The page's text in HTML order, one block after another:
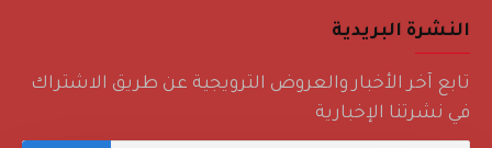
النشرة البريدية
تابع آخر الأخبار والعروض الترويجية عن طريق الاشتراك
في نشرتنا الإخبارية